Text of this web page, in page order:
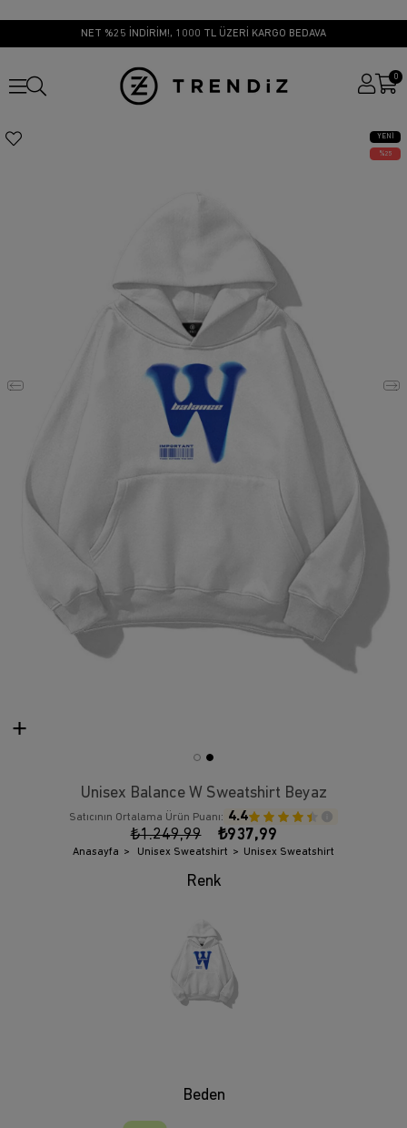
NET %25 İNDİRİM!, 1000 TL ÜZERİ KARGO BEDAVA
0
YENI
ÜRÜN
25
Unisex Balance W Sweatshirt Beyaz
Satıcının Ortalama Ürün Puanı: 4.4
₺1.249,99 ₺937,99
Anasayfa Unisex Sweatshirt Unisex Sweatshirt
Beden